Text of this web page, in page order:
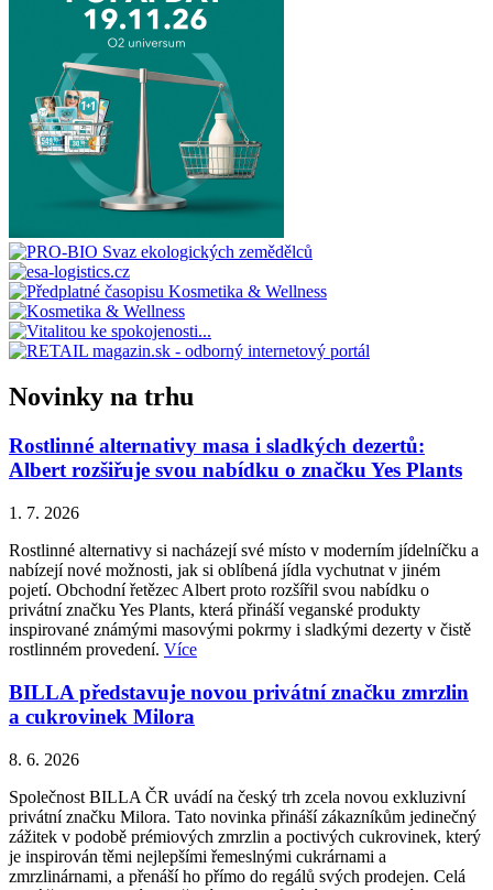
Novinky na trhu
Rostlinné alternativy masa i sladkých dezertů:
Albert rozšiřuje svou nabídku o značku Yes Plants
1. 7. 2026
Rostlinné alternativy si nacházejí své místo v moderním jídelníčku a
nabízejí nové možnosti, jak si oblíbená jídla vychutnat v jiném
pojetí. Obchodní řetězec Albert proto rozšířil svou nabídku o
privátní značku Yes Plants, která přináší veganské produkty
inspirované známými masovými pokrmy i sladkými dezerty v čistě
rostlinném provedení. Více
BILLA představuje novou privátní značku zmrzlin
a cukrovinek Milora
8. 6. 2026
Společnost BILLA ČR uvádí na český trh zcela novou exkluzivní
privátní značku Milora. Tato novinka přináší zákazníkům jedinečný
zážitek v podobě prémiových zmrzlin a poctivých cukrovinek, který
je inspirován těmi nejlepšími řemeslnými cukrárnami a
zmrzlinárnami, a přenáší ho přímo do regálů svých prodejen. Celá